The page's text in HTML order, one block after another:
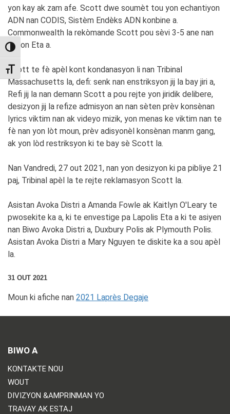
TOGGLE HIGH CONTRAST
TOGGLE FONT SIZE
yon kay ak zam afe. Scott dwe soumèt tou yon echantiyon
ADN nan CODIS, Sistèm Endèks ADN konbine a.
Commonwealth la rekòmande Scott pou sèvi 3-5 ane nan
prizon Eta a.
Scott te fè apèl kont kondanasyon li nan Tribinal
Massachusetts la, defi: senk nan enstriksyon jij la bay jiri a,
Refi jij la nan demann Scott a pou rejte yon jiridik delibere,
desizyon jij la refize admisyon an nan sèten prèv konsènan
lyrics viktim nan ak videyo mizik, yon menas ke viktim nan te
fè nan yon lòt moun, prèv adisyonèl konsènan manm gang,
ak yon lòd restriksyon ki te bay sè Scott la.
Nan Vandredi, 27 out 2021, nan yon desizyon ki pa pibliye 21
paj, Tribinal apèl la te rejte reklamasyon Scott la.
Asistan Avoka Distri a Amanda Fowle ak Kaitlyn O'Leary te
pwosekite ka a, ki te envestige pa Lapolis Eta a ki te asiyen
nan Biwo Avoka Distri a, Duxbury Polis ak Plymouth Polis.
Asistan Avoka Distri a Mary Nguyen te diskite ka a sou apèl
la.
31 OUT 2021
Moun ki afiche nan 2021 Laprès Degaje
BIWO A
KONTAKTE NOU
WOUT
DIVIZYON &AMPRINMAN YO
TRAVAY AK ESTAJ